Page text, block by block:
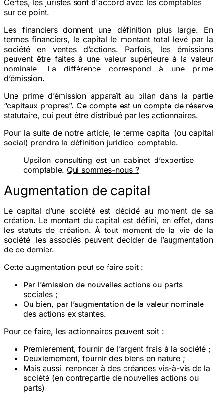
Certes, les juristes sont d'accord avec les comptables
sur ce point.
Les financiers donnent une définition plus large. En
termes financiers, le capital le montant total levé par la
société en ventes d’actions. Parfois, les émissions
peuvent être faites à une valeur supérieure à la valeur
nominale. La différence correspond à une prime
d’émission.
Une prime d’émission apparaît au bilan dans la partie
“capitaux propres”. Ce compte est un compte de réserve
statutaire, qui peut être distribué par les actionnaires.
Pour la suite de notre article, le terme capital (ou capital
social) prendra la définition juridico-comptable.
Upsilon consulting est un cabinet d’expertise
comptable. Qui sommes-nous ?
Augmentation de capital
Le capital d’une société est décidé au moment de sa
création. Le montant du capital est défini, en effet, dans
les statuts de création. À tout moment de la vie de la
société, les associés peuvent décider de l’augmentation
de ce dernier.
Cette augmentation peut se faire soit :
Par l’émission de nouvelles actions ou parts
sociales ;
Ou bien, par l’augmentation de la valeur nominale
des actions existantes.
Pour ce faire, les actionnaires peuvent soit :
Premièrement, fournir de l’argent frais à la société ;
Deuxièmement, fournir des biens en nature ;
Mais aussi, renoncer à des créances vis-à-vis de la
société (en contrepartie de nouvelles actions ou
parts)